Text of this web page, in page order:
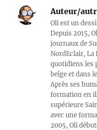
Auteur/
Oli est un
Depuis 2015,
journaux de
NordEclair, La
quotidiens les
belge et dans
Après ses
formation en
supérieure
avec une
2005, Oli